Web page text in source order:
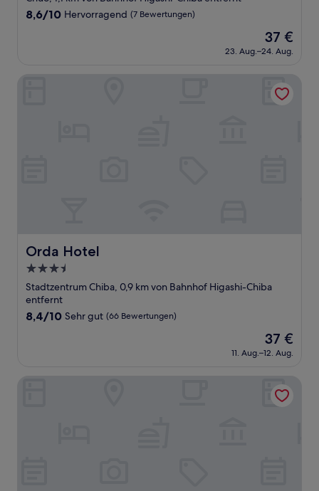
Unterkunft
8.6
Bewertungen)
8,6/10 Hervorragend (7 Bewertungen)
Der
Preis
beträgt
37 €
23. Aug.–24. Aug.
Orda Hotel
Orda Hotel
3.5-
Sterne-
Unterkunft
Stadtzentrum Chiba, 0,9 km von Bahnhof Higashi-Chiba
entfernt
8.4
(66
8,4/10 Sehr gut (66 Bewertungen)
Der
Preis
beträgt
37 €
11. Aug.–12. Aug.